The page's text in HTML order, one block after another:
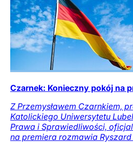
Czarnek: Konieczny pokój na
Z Przemysławem Czarnkiem,
Katolickiego Uniwersytetu
Prawa i Sprawiedliwości,
na premiera rozmawia